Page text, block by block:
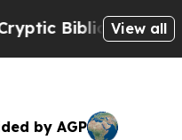
Messages on
View all
by AGP